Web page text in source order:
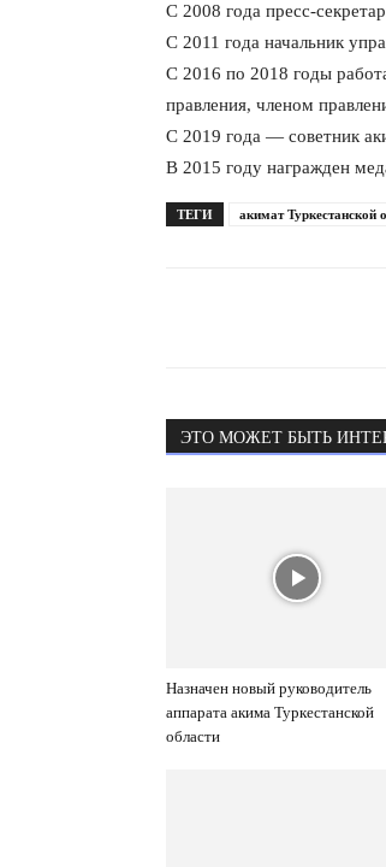
С 2008 года пресс-
С 2011 года начальник
С 2016 по 2018 годы
правления, членом
С 2019 года — советник
В 2015 году награжден
ТЕГИ акимат Туркестанской
ЭТО МОЖЕТ БЫТЬ
Назначен новый руководитель
аппарата акима Туркестанской
области